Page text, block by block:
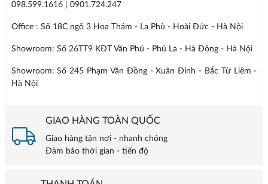
098.599.1616 | 0901.724.247
Office : Số 18C ngõ 3 Hoa Thám - La Phù - Hoài Đức - Hà Nội
Showroom: Số 26TT9 KĐT Văn Phú - Phú La - Hà Đông - Hà Nội
Showroom: Số 245 Phạm Văn Đồng - Xuân Đỉnh - Bắc Từ Liêm -
Hà Nội
GIAO HÀNG TOÀN QUỐC
Giao hàng tận nơi - nhanh chóng
Đảm bảo thời gian - tiến độ